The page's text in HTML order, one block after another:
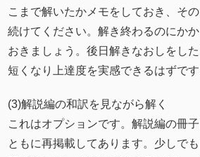
こまで解いたかメモをしておき、そ
続けてください。解き終わるのにか
おきましょう。後日解きなおしをし
短くなり上達度を実感できるはずです
(3)解説編の和訳を見ながら解く
これはオプションです。解説編の冊
ともに再掲載してあります。少しで